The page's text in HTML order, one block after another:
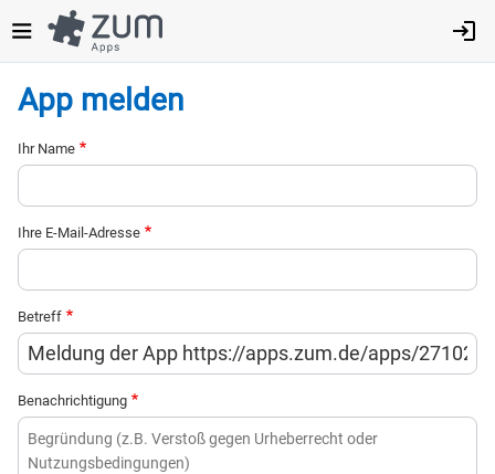
zum
Inhalt
App melden
Ihr Name
Ihre E-Mail-Adresse
Betreff
Benachrichtigung